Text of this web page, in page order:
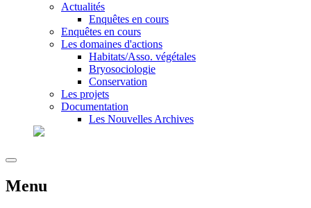
Actualités
Enquêtes en cours
Enquêtes en cours
Les domaines d'actions
Habitats/Asso. végétales
Bryosociologie
Conservation
Les projets
Documentation
Les Nouvelles Archives
Menu